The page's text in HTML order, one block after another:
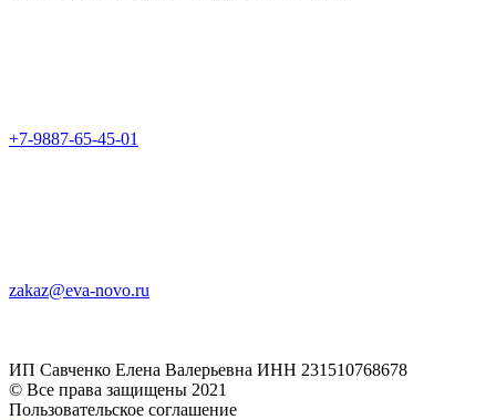
+7-9887-65-45-01
zakaz@eva-novo.ru
ИП Савченко Елена Валерьевна ИНН 231510768678
© Все права защищены 2021
Пользовательское соглашение